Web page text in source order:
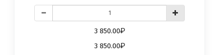
3 850.00
3 850.00